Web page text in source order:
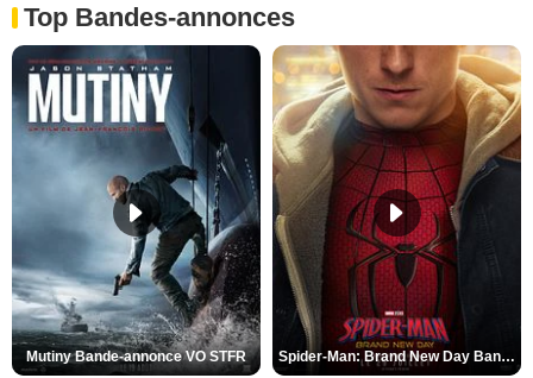
Top Bandes-annonces
Mutiny Bande-annonce VO STFR Spider-Man: Brand New Day Bande-annonce VO STFR